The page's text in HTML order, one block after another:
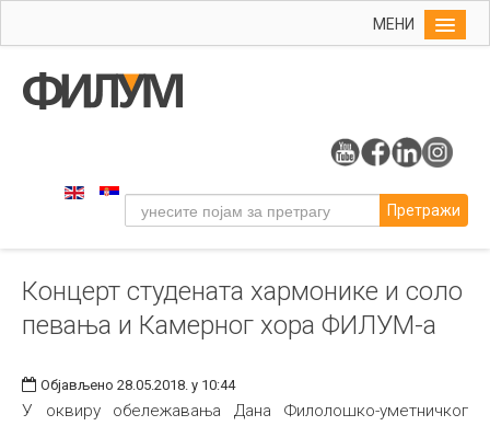
МЕНИ
Упис
Уметност
Музичка уметност
Примењена и ликовна уметност
Издаваштво
Претражи
Концерт студената хармонике и соло
певања и Камерног хора ФИЛУМ-а
Објављено 28.05.2018. у 10:44
У оквиру обележавања Дана Филолошко-уметничког